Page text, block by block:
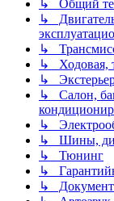
↳ Общий
↳
↳
↳ Ходовая,
↳
↳ Салон,
↳
↳ Шины,
↳ Тюнинг
↳
↳